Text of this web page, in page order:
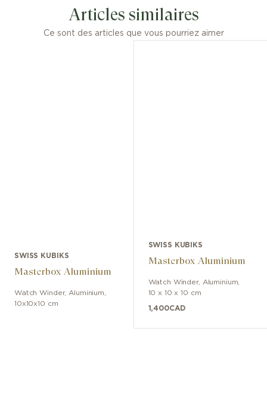
Articles similaires
Ce sont des articles que vous pourriez aimer
SWISS KUBIKS
Masterbox Aluminium
Watch Winder, Aluminium
10x10x10 cm
SWISS KUBIKS
Masterbox Aluminium
Watch Winder, Aluminium
10 x 10 x 10 cm
1,400CAD